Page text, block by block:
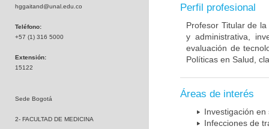
hggaitand@unal.edu.co
Teléfono:
+57 (1) 316 5000
Extensión:
15122
Sede Bogotá
2- FACULTAD DE MEDICINA
Perfil profesional
Profesor Titular de
y administrativa,
evaluación de
Políticas en Salud,
Áreas de interés
Investigación
Infecciones de